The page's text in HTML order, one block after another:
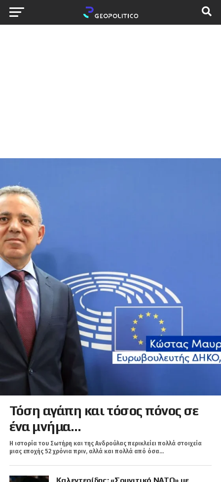
Τόση αγάπη και τόσος πόνος σε
ένα μνήμα…
Η ιστορία του Σωτήρη και της Ανδρούλας περικλείει πολλά στοιχεία
μιας εποχής 52 χρόνια πριν, αλλά και πολλά από όσα...